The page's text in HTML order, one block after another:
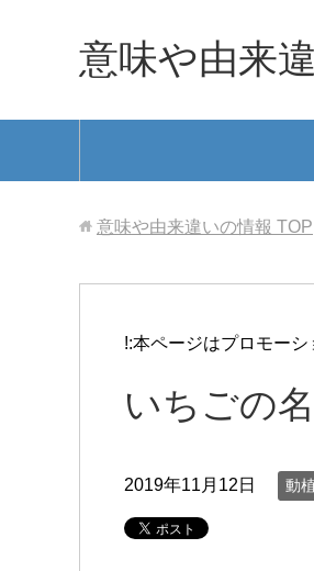
意味や由来
意味や由来違いの情報 TOP
!:本ページはプロモー
いちごの
2019年11月12日 動